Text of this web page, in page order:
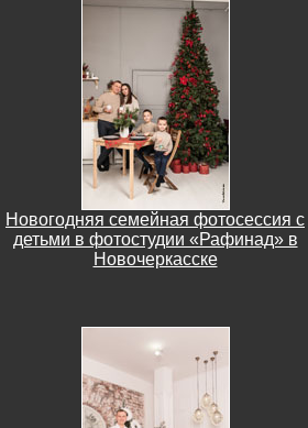
Новогодняя семейная фотосессия с
детьми в фотостудии «Рафинад» в
Новочеркасске